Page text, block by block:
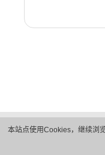
本站点使用Cookies，继续浏